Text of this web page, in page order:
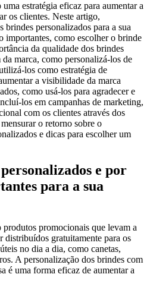
estratégia eficaz para aumentar a
os clientes. Neste artigo,
personalizados para a sua
importantes, como escolher o brinde
da qualidade dos brindes
marca, como personalizá-los de
los como estratégia de
a visibilidade da marca
como usá-los para agradecer e
los em campanhas de marketing,
com os clientes através dos
o retorno sobre o
e dicas para escolher um
e por
para a sua
produtos promocionais que levam a
distribuídos gratuitamente para os
no dia a dia, como canetas,
A personalização dos brindes com
é uma forma eficaz de aumentar a